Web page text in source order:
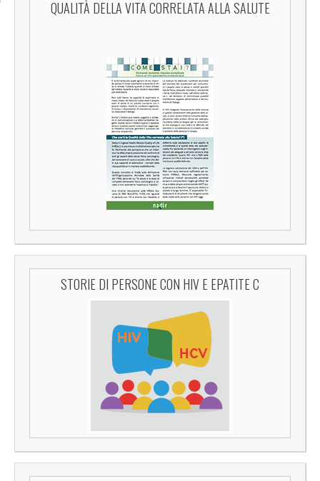
QUALITÀ DELLA VITA CORRELATA ALLA SALUTE
STORIE DI PERSONE CON HIV E EPATITE C